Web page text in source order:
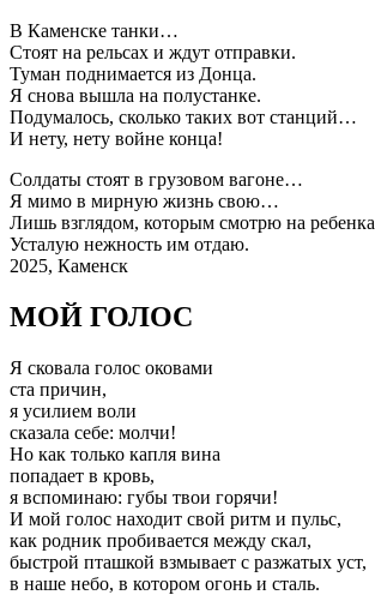
В Каменске танки…
Стоят на рельсах и ждут отправки.
Туман поднимается из Донца.
Я снова вышла на полустанке.
Подумалось, сколько таких вот станций…
И нету, нету войне конца!
Солдаты стоят в грузовом вагоне…
Я мимо в мирную жизнь свою…
Лишь взглядом, которым смотрю на ребенка
Усталую нежность им отдаю.
2025, Каменск
МОЙ ГОЛОС
Я сковала голос оковами
ста причин,
я усилием воли
сказала себе: молчи!
Но как только капля вина
попадает в кровь,
я вспоминаю: губы твои горячи!
И мой голос находит свой ритм и пульс,
как родник пробивается между скал,
быстрой пташкой взмывает с разжатых уст,
в наше небо, в котором огонь и сталь.